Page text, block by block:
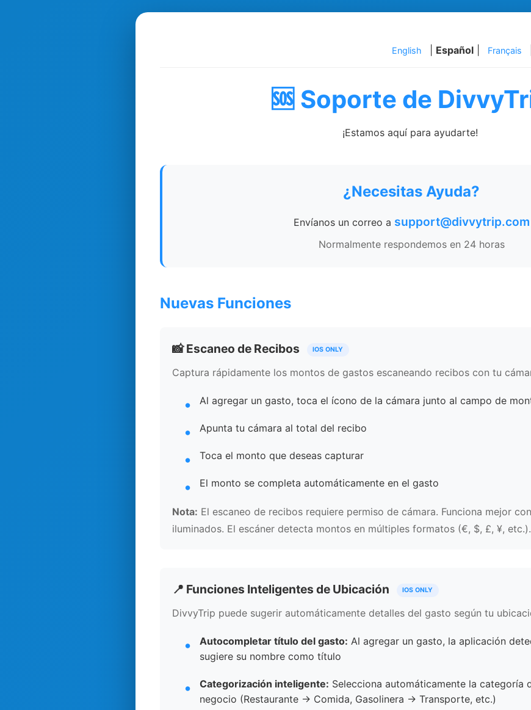
English Español Français
🆘 Soporte de
¡Estamos aquí para ayudarte!
¿Necesitas Ayuda?
Envíanos un correo a support@divvytrip.com
Normalmente respondemos en 24 horas
Nuevas Funciones
📸 Escaneo de Recibos IOS ONLY
Captura rápidamente los montos de gastos escaneando recibos con tu
Al agregar un gasto, toca el ícono de la cámara junto al campo de
Apunta tu cámara al total del recibo
Toca el monto que deseas capturar
El monto se completa automáticamente en el gasto
Nota: El escaneo de recibos requiere permiso de cámara. Funciona mejor
iluminados. El escáner detecta montos en múltiples formatos (€, $, £, ¥, etc.).
📍 Funciones Inteligentes de Ubicación IOS ONLY
DivvyTrip puede sugerir automáticamente detalles del gasto según tu
Autocompletar título del gasto: Al agregar un gasto, la aplicación
sugiere su nombre como título
Categorización inteligente: Selecciona automáticamente la categoría
negocio (Restaurante → Comida, Gasolinera → Transporte, etc.)